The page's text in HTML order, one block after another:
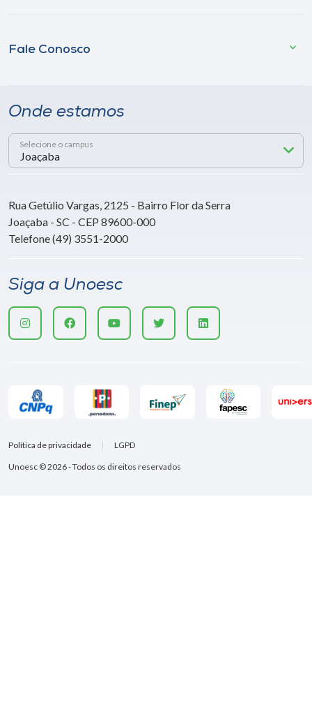
Fale Conosco
Onde estamos
Selecione o campus
Rua Getúlio Vargas, 2125 - Bairro Flor da Serra
Joaçaba - SC - CEP 89600-000
Telefone (49) 3551-2000
Siga a Unoesc
Unoesc © 2026 - Todos os direitos reservados
Política de privacidade LGPD